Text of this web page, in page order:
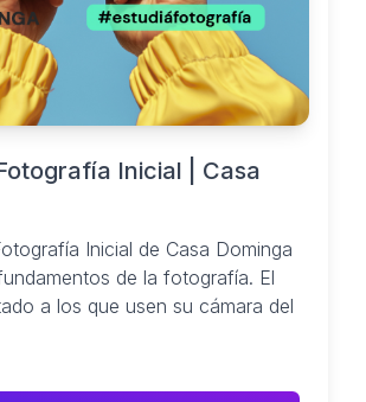
Inicial | Casa
Inicial de Casa Dominga
de la fotografía. El
a los que usen su cámara del